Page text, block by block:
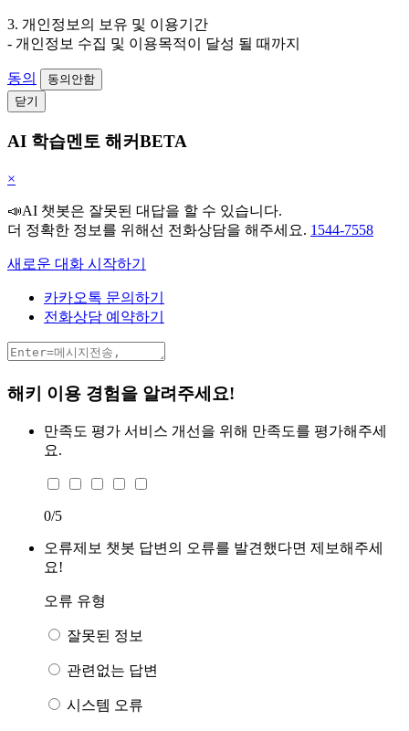
3. 개인정보의 보유 및 이용기간
- 개인정보 수집 및 이용목적이 달성 될 때까지
동의
동의안함
닫기
AI 학습멘토 해커BETA
×
📣AI 챗봇은 잘못된 대답을 할 수 있습니다.
더 정확한 정보를 위해선 전화상담을 해주세요. 1544-7558
새로운 대화 시작하기
카카오톡 문의하기
전화상담 예약하기
해키 이용 경험을 알려주세요!
만족도 평가 서비스 개선을 위해 만족도를 평가해주세
요.
0/5
오류제보 챗봇 답변의 오류를 발견했다면 제보해주세
요!
오류 유형
잘못된 정보
관련없는 답변
시스템 오류